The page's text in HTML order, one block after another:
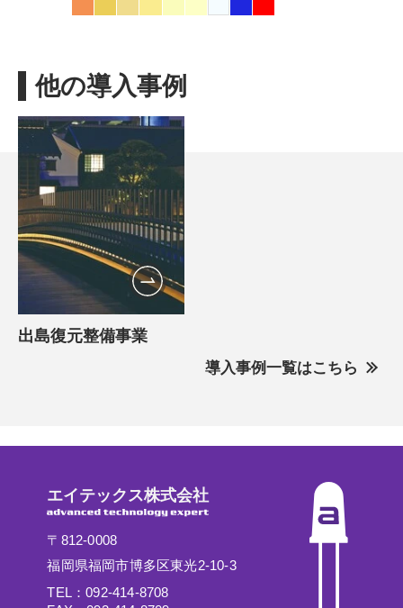
他の導入事例
出島復元整備事業
導入事例一覧はこちら
エイテックス株式会社
〒812-0008
福岡県福岡市博多区東光2-10-3
TEL：092-414-8708